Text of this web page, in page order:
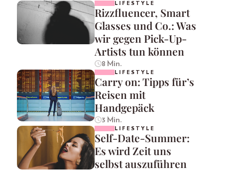
LIFESTYLE
Rizzfluencer, Smart
Glasses und Co.: Was
wir gegen Pick-Up-
Artists tun können
8 Min.
LIFESTYLE
Carry on: Tipps für’s
Reisen mit
Handgepäck
3 Min.
LIFESTYLE
Self-Date-Summer:
Es wird Zeit uns
selbst auszuführen